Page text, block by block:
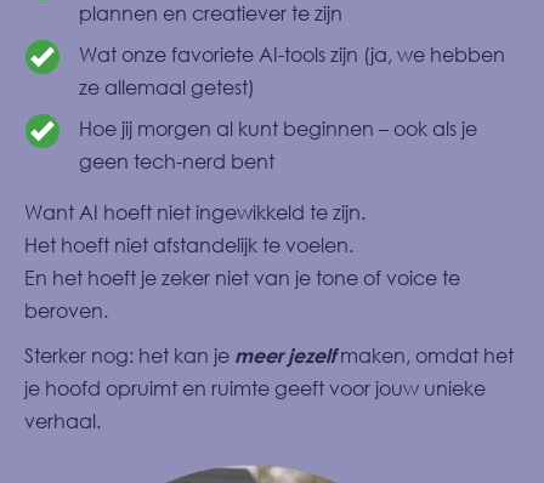
plannen en creatiever te zijn
Wat onze favoriete AI-tools zijn (ja, we hebben
ze allemaal getest)
Hoe jij morgen al kunt beginnen – ook als je
geen tech-nerd bent
Want AI hoeft niet ingewikkeld te zijn.
Het hoeft niet afstandelijk te voelen.
En het hoeft je zeker niet van je tone of voice te
beroven.
Sterker nog: het kan je meer jezelf maken, omdat het
je hoofd opruimt en ruimte geeft voor jouw unieke
verhaal.